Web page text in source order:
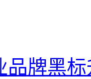
品牌黑